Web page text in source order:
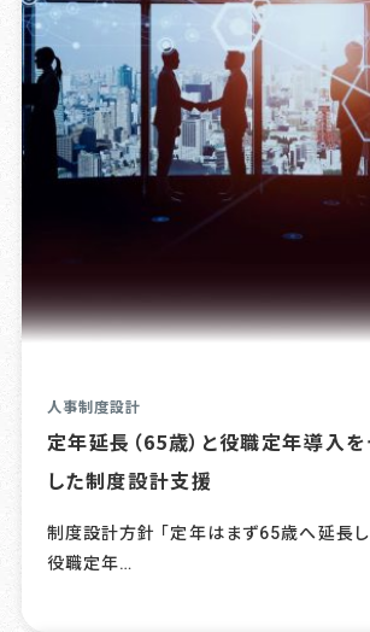
人事制度設計
定年延長（65歳）と役職定年導入
した制度設計支援
制度設計方針 「定年はまず65歳へ延長
役職定年…